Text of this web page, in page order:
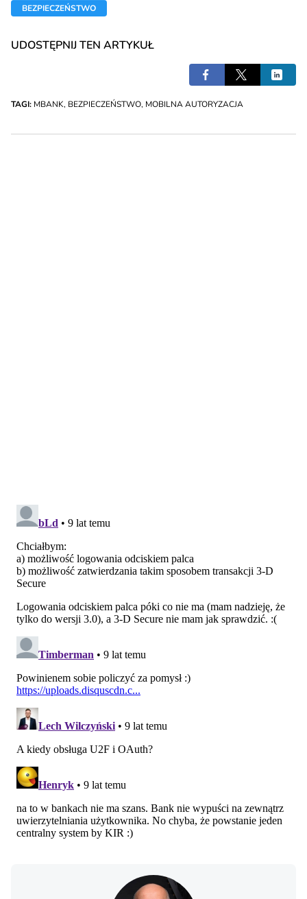
BEZPIECZEŃSTWO
UDOSTĘPNIJ TEN ARTYKUŁ
TAGI: MBANK, BEZPIECZEŃSTWO, MOBILNA AUTORYZACJA